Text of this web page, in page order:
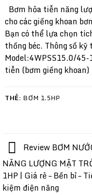
Bơm hỏa tiễn năng
cho các giếng khoan
Bạn có thể lựa chọn
thống béc. Thông số
Model:4WPSS15.0/
tiễn (bơm giếng
THẺ: BƠM 1.5HP
Review BƠM
NĂNG LƯỢNG MẶT
1HP | Giá rẻ – Bền bỉ –
kiệm điện năng